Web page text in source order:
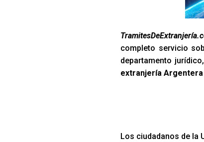
completo servicio
departamento
extranjería Argentera
Los ciudadanos de la